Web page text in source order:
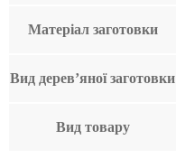
Матеріал заготовки
Вид дерев’яної заготовки
Вид товару